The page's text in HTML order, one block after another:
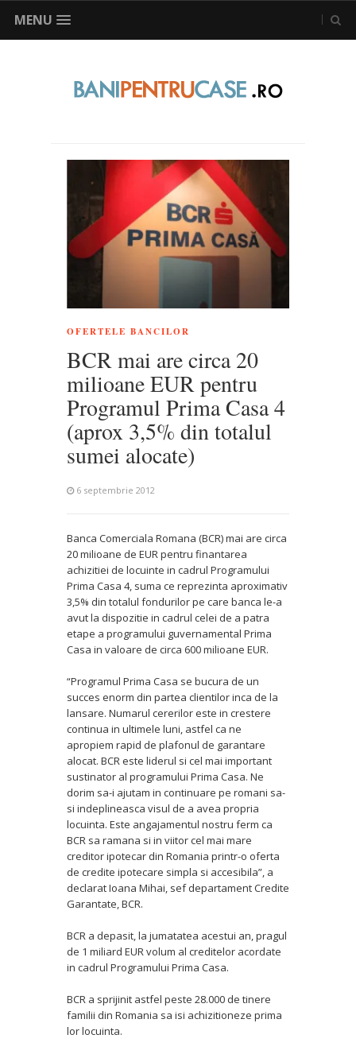
MENU
OFERTELE BANCILOR
BCR mai are circa 20
milioane EUR pentru
Programul Prima Casa 4
(aprox 3,5% din totalul
sumei alocate)
6 septembrie 2012
Banca Comerciala Romana (BCR) mai are circa
20 milioane de EUR pentru finantarea
achizitiei de locuinte in cadrul Programului
Prima Casa 4, suma ce reprezinta aproximativ
3,5% din totalul fondurilor pe care banca le-a
avut la dispozitie in cadrul celei de a patra
etape a programului guvernamental Prima
Casa in valoare de circa 600 milioane EUR.
“Programul Prima Casa se bucura de un
succes enorm din partea clientilor inca de la
lansare. Numarul cererilor este in crestere
continua in ultimele luni, astfel ca ne
apropiem rapid de plafonul de garantare
alocat. BCR este liderul si cel mai important
sustinator al programului Prima Casa. Ne
dorim sa-i ajutam in continuare pe romani sa-
si indeplineasca visul de a avea propria
locuinta. Este angajamentul nostru ferm ca
BCR sa ramana si in viitor cel mai mare
creditor ipotecar din Romania printr-o oferta
de credite ipotecare simpla si accesibila”, a
declarat Ioana Mihai, sef departament Credite
Garantate, BCR.
BCR a depasit, la jumatatea acestui an, pragul
de 1 miliard EUR volum al creditelor acordate
in cadrul Programului Prima Casa.
BCR a sprijinit astfel peste 28.000 de tinere
familii din Romania sa isi achizitioneze prima
lor locuinta.